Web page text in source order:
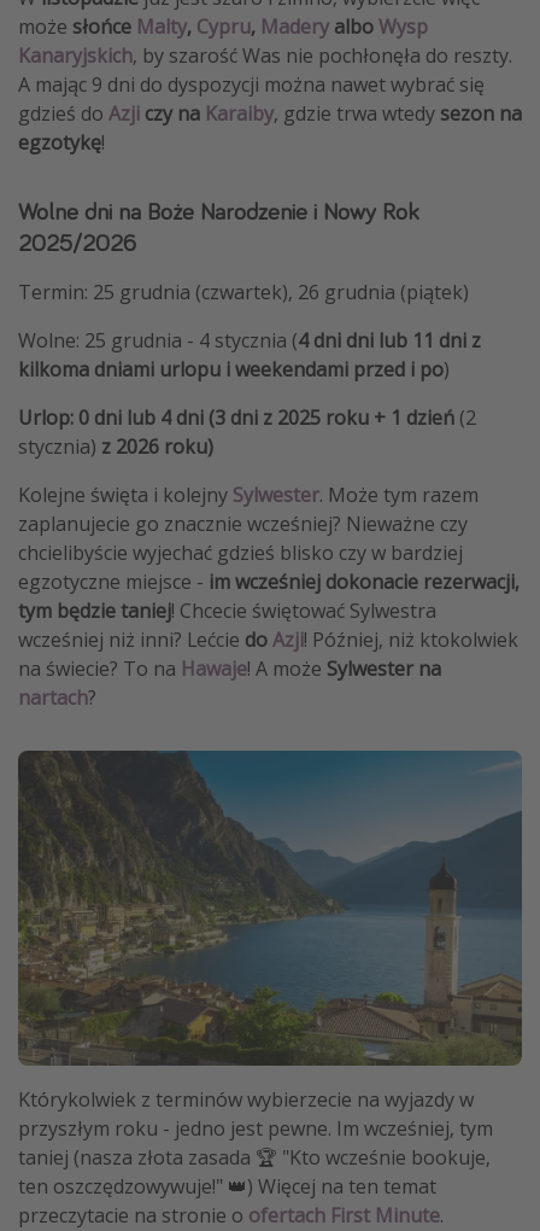
może słońce Malty, Cypru, Madery alboWysp
Kanaryjskich, by szarość Was nie pochłonęła do reszty.
A mając 9 dni do dyspozycji można nawet wybrać się
gdzieś do Azji czy na Karaiby, gdzie trwa wtedy sezon na
egzotykę!
Wolne dni na Boże Narodzenie i Nowy Rok
2025/2026
Termin: 25 grudnia (czwartek), 26 grudnia (piątek)
Wolne: 25 grudnia - 4 stycznia (4 dni dni lub 11 dni z
kilkoma dniami urlopu i weekendami przed i po)
Urlop: 0 dni lub 4 dni (3 dni z 2025 roku + 1 dzień (2
stycznia) z 2026 roku)
Kolejne święta i kolejny Sylwester. Może tym razem
zaplanujecie go znacznie wcześniej? Nieważne czy
chcielibyście wyjechać gdzieś blisko czy w bardziej
egzotyczne miejsce - im wcześniej dokonacie rezerwacji,
tym będzie taniej! Chcecie świętować Sylwestra
wcześniej niż inni? Lećcie doAzji! Później, niż ktokolwiek
na świecie? To na Hawaje! A może Sylwester na
nartach?
Którykolwiek z terminów wybierzecie na wyjazdy w
przyszłym roku - jedno jest pewne. Im wcześniej, tym
taniej (nasza złota zasada 🏆 "Kto wcześnie bookuje,
ten oszczędzowywuje!" 👑) Więcej na ten temat
przeczytacie na stronie o ofertach First Minute.